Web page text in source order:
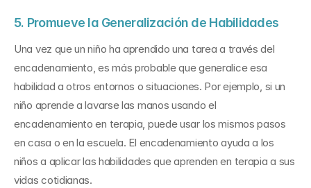
5. Promueve la Generalización de Habilidades
Una vez que un niño ha aprendido una tarea a través del
encadenamiento, es más probable que generalice esa
habilidad a otros entornos o situaciones. Por ejemplo, si un
niño aprende a lavarse las manos usando el
encadenamiento en terapia, puede usar los mismos pasos
en casa o en la escuela. El encadenamiento ayuda a los
niños a aplicar las habilidades que aprenden en terapia a sus
vidas cotidianas.